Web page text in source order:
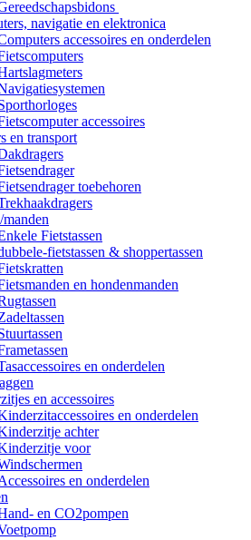
navigatie en elektronica
accessoires en onderdelen
accessoires
en transport
toebehoren
manden
Fietstassen
fietstassen & shoppertassen
en hondenmanden
en onderdelen
en accessoires
en onderdelen
achter
voor
en onderdelen
en CO2pompen